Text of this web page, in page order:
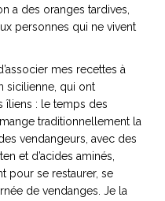
a des oranges tardives,
personnes qui ne vivent
mes recettes à
sicilienne, qui ont
îliens : le temps des
traditionnellement la
vendangeurs, avec des
et d’acides aminés,
pour se restaurer, se
de vendanges. Je la